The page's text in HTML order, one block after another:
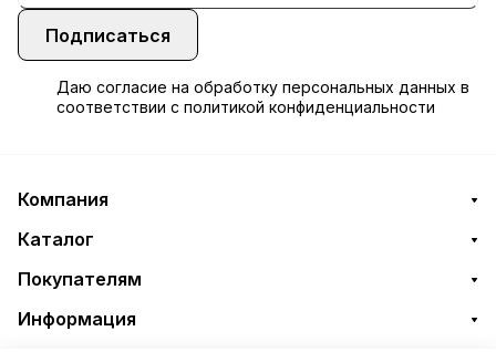
Подписаться
Даю согласие на обработку персональных данных в
соответствии с политикой конфиденциальности
Компания
Каталог
Покупателям
Информация